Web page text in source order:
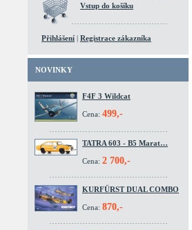
Vstup do košíku
Přihlášení | Registrace zákazníka
NOVINKY
F4F 3 Wildcat
Cena: 499,-
TATRA 603 - B5 Marat…
Cena: 2 700,-
KURFÜRST DUAL COMBO
Cena: 870,-